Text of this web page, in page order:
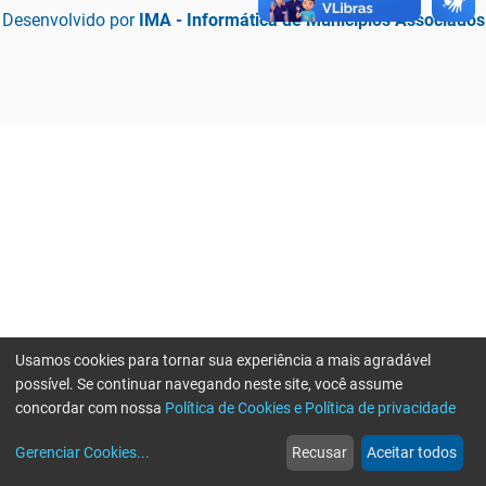
Desenvolvido por IMA - Informática de Municípios Associados
web
Notícias
more_horiz
Mais
Usamos cookies para tornar sua experiência a mais agradável
possível. Se continuar navegando neste site, você assume
concordar com nossa Política de Cookies e Política de privacidade
Gerenciar Cookies... Recusar Aceitar todos
Erro ao enviar informações, por favor tente novamente